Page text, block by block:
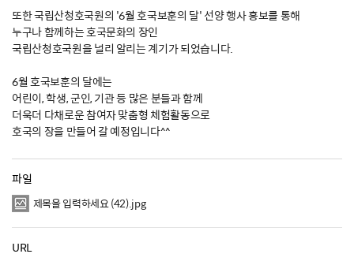
또한 국립산청호국원의 '6월 호국보훈의 달' 선양 행사 홍보를 통해
누구나 함께하는 호국문화의 장인
국립산청호국원을 널리 알리는 계기가 되었습니다.
6월 호국보훈의 달에는
어린이, 학생, 군인, 기관 등 많은 분들과 함께
더욱더 다채로운 참여자 맞춤형 체험활동으로
호국의 장을 만들어 갈 예정입니다^^
파일
제목을 입력하세요 (42).jpg
URL